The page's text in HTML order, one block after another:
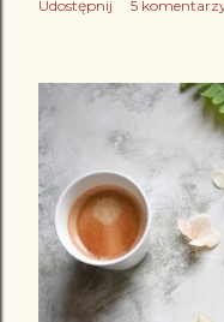
Udostępnij 5